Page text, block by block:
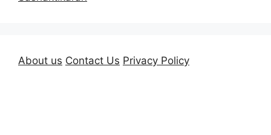
About us Contact Us Privacy Policy